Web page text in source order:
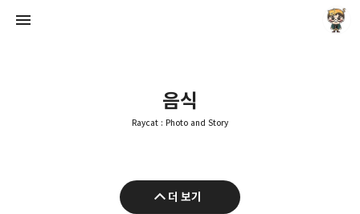
음식
Raycat : Photo and Story
더 보기
Raycat : Photo and Story
Raycat